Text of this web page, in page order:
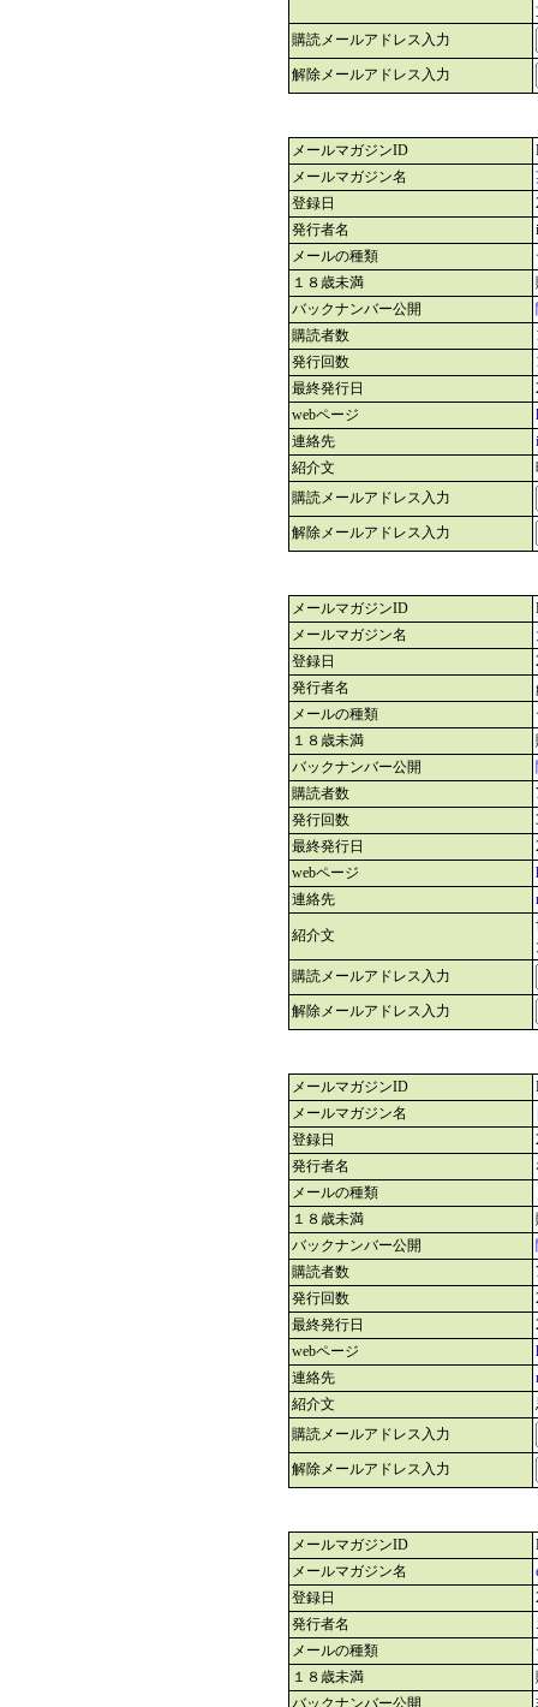
購読メールアドレス入力
解除メールアドレス入力
メールマガジンID
メールマガジン名
登録日
発行者名
メールの種類
１８歳未満
バックナンバー公開
購読者数
発行回数
最終発行日
webページ
連絡先
紹介文
購読メールアドレス入力
解除メールアドレス入力
メールマガジンID
メールマガジン名
登録日
発行者名
メールの種類
１８歳未満
バックナンバー公開
購読者数
発行回数
最終発行日
webページ
連絡先
紹介文
購読メールアドレス入力
解除メールアドレス入力
メールマガジンID
メールマガジン名
登録日
発行者名
メールの種類
１８歳未満
バックナンバー公開
購読者数
発行回数
最終発行日
webページ
連絡先
紹介文
購読メールアドレス入力
解除メールアドレス入力
メールマガジンID
メールマガジン名
登録日
発行者名
メールの種類
１８歳未満
バックナンバー公開